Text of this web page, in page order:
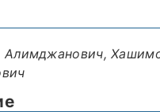
Алимджанович,